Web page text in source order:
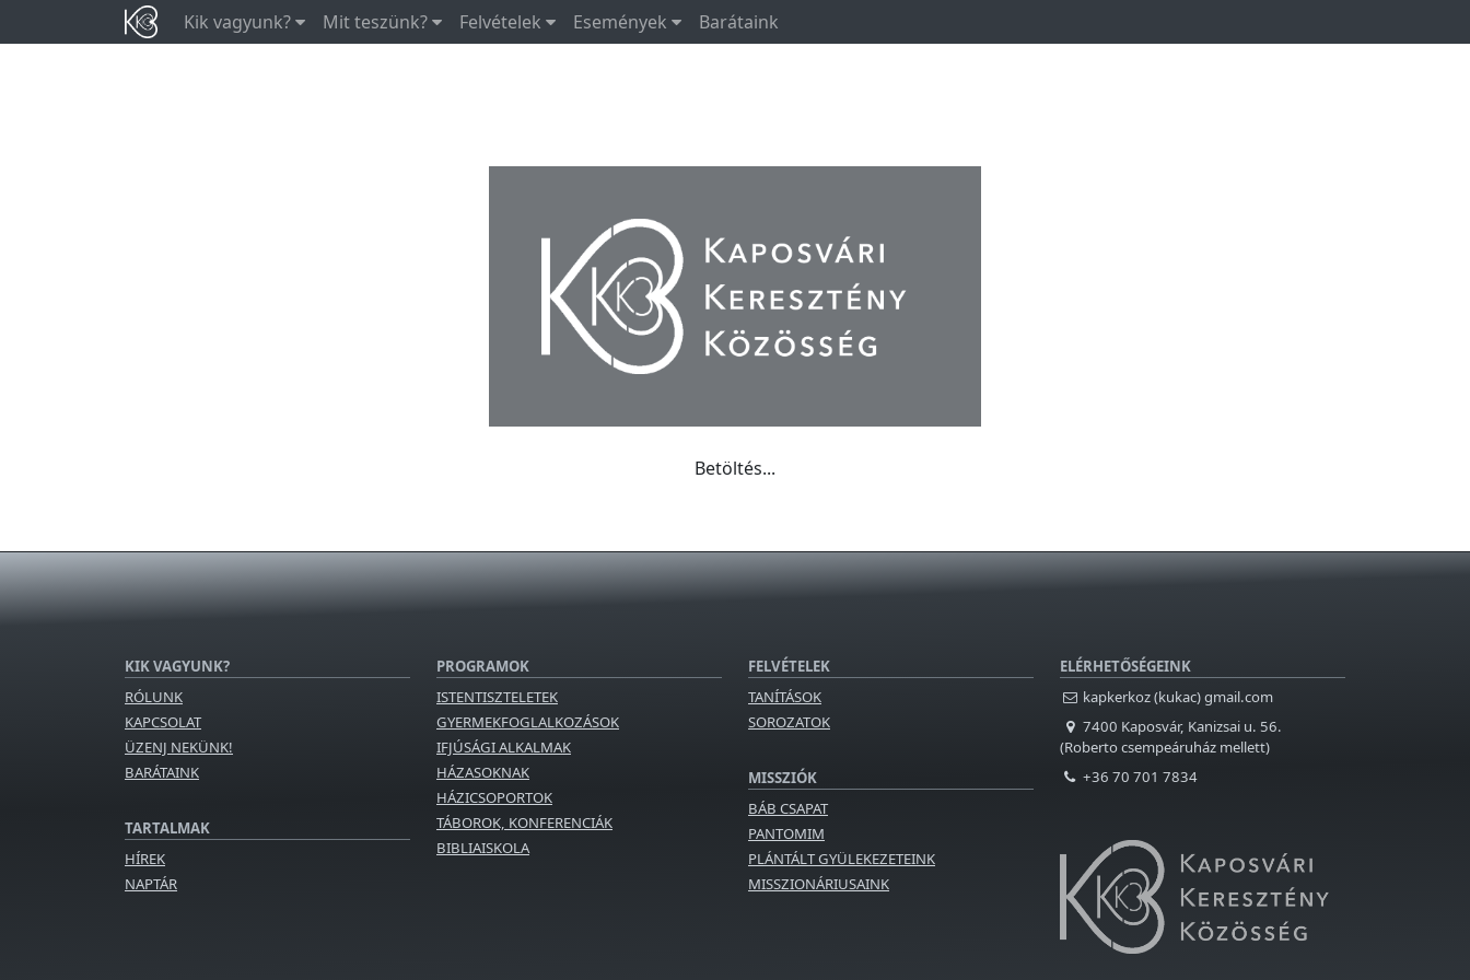
Kik vagyunk? Mit teszünk? Felvételek Események Barátaink
Betöltés...
KIK VAGYUNK?
RÓLUNK
KAPCSOLAT
ÜZENJ NEKÜNK!
BARÁTAINK
TARTALMAK
HÍREK
NAPTÁR
PROGRAMOK
ISTENTISZTELETEK
GYERMEKFOGLALKOZÁSOK
IFJÚSÁGI ALKALMAK
HÁZASOKNAK
HÁZICSOPORTOK
TÁBOROK, KONFERENCIÁK
BIBLIAISKOLA
FELVÉTELEK
TANÍTÁSOK
SOROZATOK
MISSZIÓK
BÁB CSAPAT
PANTOMIM
PLÁNTÁLT GYÜLEKEZETEINK
MISSZIONÁRIUSAINK
ELÉRHETŐSÉGEINK
kapkerkoz (kukac) gmail.com
7400 Kaposvár, Kanizsai u. 56.
(Roberto csempeáruház mellett)
+36 70 701 7834